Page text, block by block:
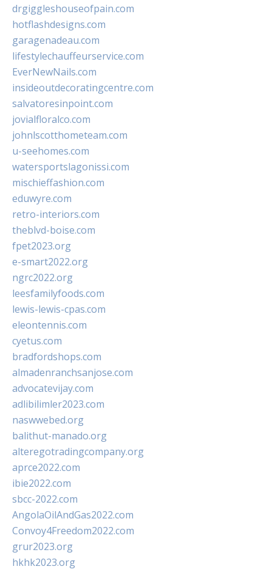
drgiggleshouseofpain.com
hotflashdesigns.com
garagenadeau.com
lifestylechauffeurservice.com
EverNewNails.com
insideoutdecoratingcentre.com
salvatoresinpoint.com
jovialfloralco.com
johnlscotthometeam.com
u-seehomes.com
watersportslagonissi.com
mischieffashion.com
eduwyre.com
retro-interiors.com
theblvd-boise.com
fpet2023.org
e-smart2022.org
ngrc2022.org
leesfamilyfoods.com
lewis-lewis-cpas.com
eleontennis.com
cyetus.com
bradfordshops.com
almadenranchsanjose.com
advocatevijay.com
adlibilimler2023.com
naswwebed.org
balithut-manado.org
alteregotradingcompany.org
aprce2022.com
ibie2022.com
sbcc-2022.com
AngolaOilAndGas2022.com
Convoy4Freedom2022.com
grur2023.org
hkhk2023.org